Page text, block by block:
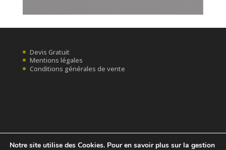
Devis Gratuit
Mentions légales
Conditions générales de vente
Notre site utilise des Cookies. Pour en savoir plus sur la gestion